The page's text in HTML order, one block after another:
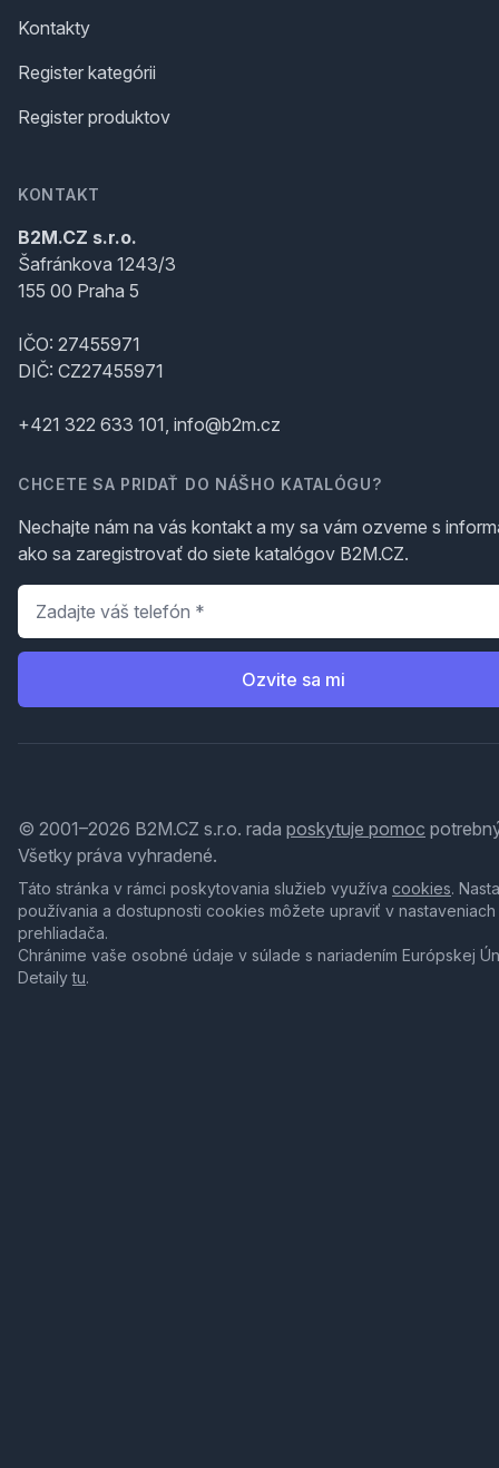
Kontakty
Register kategórii
Register produktov
KONTAKT
B2M.CZ s.r.o.
Šafránkova 1243/3
155 00 Praha 5
IČO: 27455971
DIČ: CZ27455971
+421 322 633 101, info@b2m.cz
CHCETE SA PRIDAŤ DO NÁŠHO KATALÓGU?
Nechajte nám na vás kontakt a my sa vám ozveme s
ako sa zaregistrovať do siete katalógov B2M.CZ.
Telefón
Ozvite sa mi
© 2001–2026 B2M.CZ s.r.o. rada poskytuje pomoc
Všetky práva vyhradené.
Táto stránka v rámci poskytovania služieb využíva cookies.
používania a dostupnosti cookies môžete upraviť v nastaveniach
prehliadača.
Chránime vaše osobné údaje v súlade s nariadením Európskej
Detailytu.